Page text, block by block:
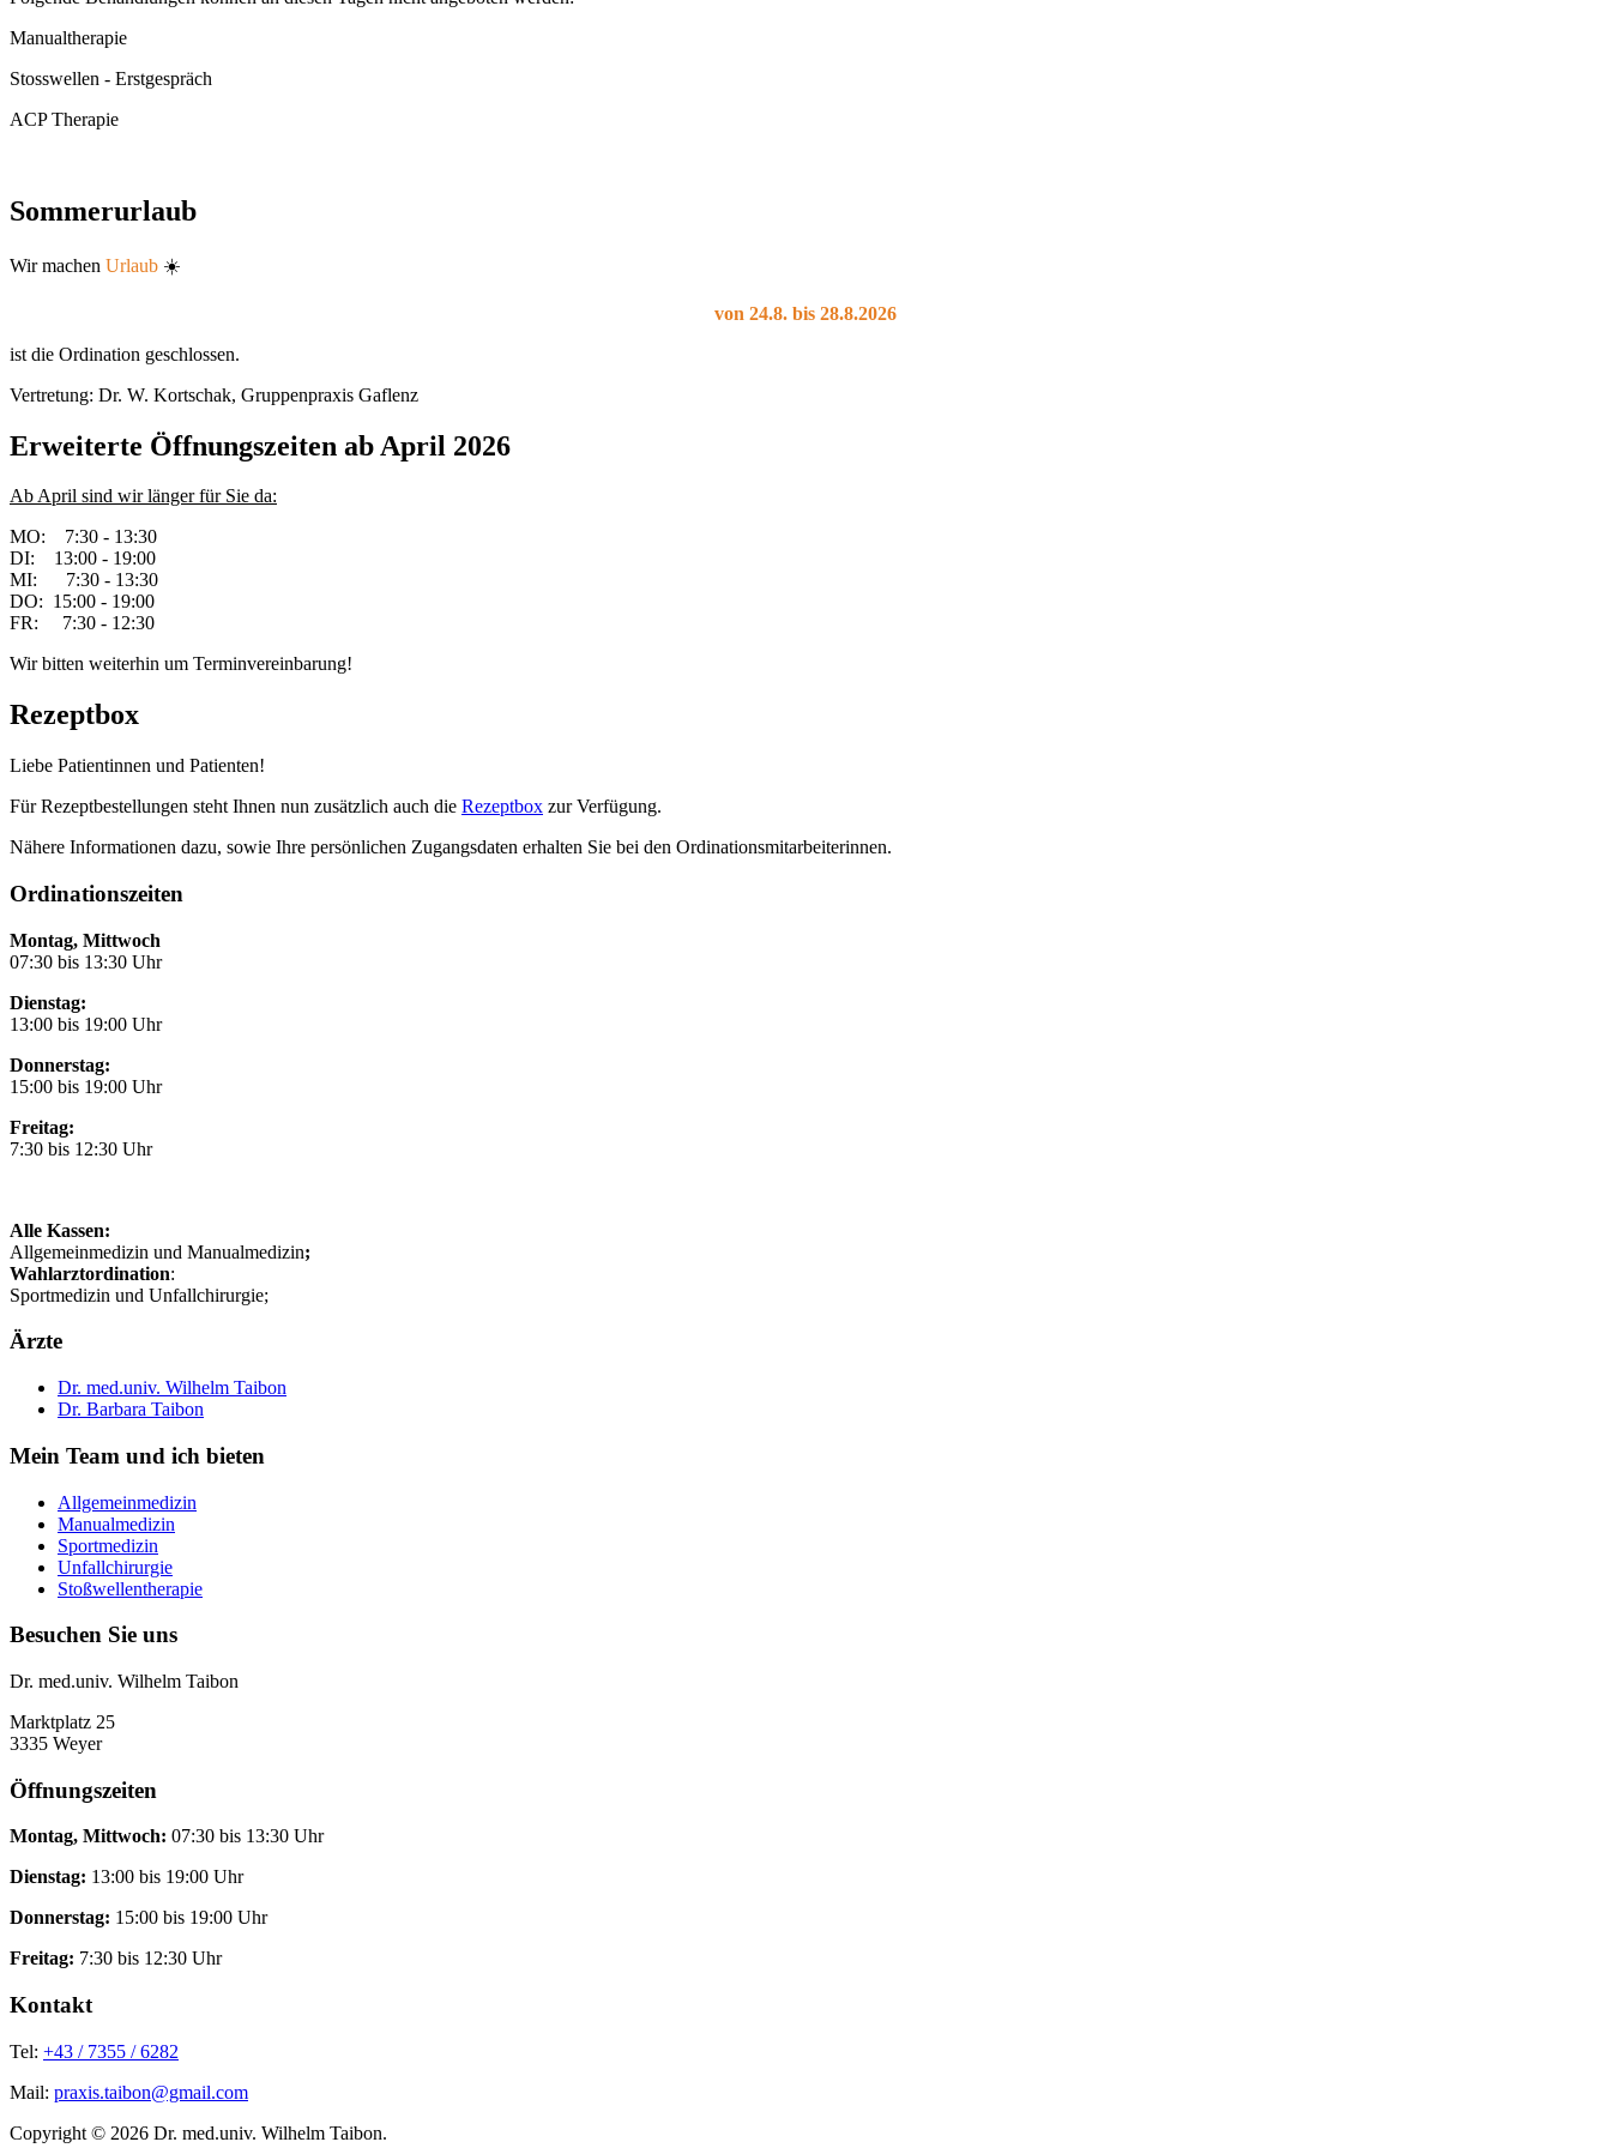
Manualtherapie
Stosswellen - Erstgespräch
ACP Therapie
Sommerurlaub
Wir machen Urlaub ☀️
von 24.8. bis 28.8.2026
ist die Ordination geschlossen.
Vertretung: Dr. W. Kortschak, Gruppenpraxis Gaflenz
Erweiterte Öffnungszeiten ab April 2026
Ab April sind wir länger für Sie da:
MO: 7:30 - 13:30
DI: 13:00 - 19:00
MI: 7:30 - 13:30
DO: 15:00 - 19:00
FR: 7:30 - 12:30
Wir bitten weiterhin um Terminvereinbarung!
Rezeptbox
Liebe Patientinnen und Patienten!
Für Rezeptbestellungen steht Ihnen nun zusätzlich auch die Rezeptbox zur Verfügung.
Nähere Informationen dazu, sowie Ihre persönlichen Zugangsdaten erhalten Sie bei den Ordinationsmitarbeiterinnen.
Ordinationszeiten
Montag, Mittwoch
07:30 bis 13:30 Uhr
Dienstag:
13:00 bis 19:00 Uhr
Donnerstag:
15:00 bis 19:00 Uhr
Freitag:
7:30 bis 12:30 Uhr
Alle Kassen:
Allgemeinmedizin und Manualmedizin;
Wahlarztordination:
Sportmedizin und Unfallchirurgie;
Ärzte
Dr. med.univ. Wilhelm Taibon
Dr. Barbara Taibon
Mein Team und ich bieten
Allgemeinmedizin
Manualmedizin
Sportmedizin
Unfallchirurgie
Stoßwellentherapie
Besuchen Sie uns
Dr. med.univ. Wilhelm Taibon
Marktplatz 25
3335 Weyer
Öffnungszeiten
Montag, Mittwoch: 07:30 bis 13:30 Uhr
Dienstag: 13:00 bis 19:00 Uhr
Donnerstag: 15:00 bis 19:00 Uhr
Freitag: 7:30 bis 12:30 Uhr
Kontakt
Tel: +43 / 7355 / 6282
Mail: praxis.taibon@gmail.com
Copyright © 2026 Dr. med.univ. Wilhelm Taibon.